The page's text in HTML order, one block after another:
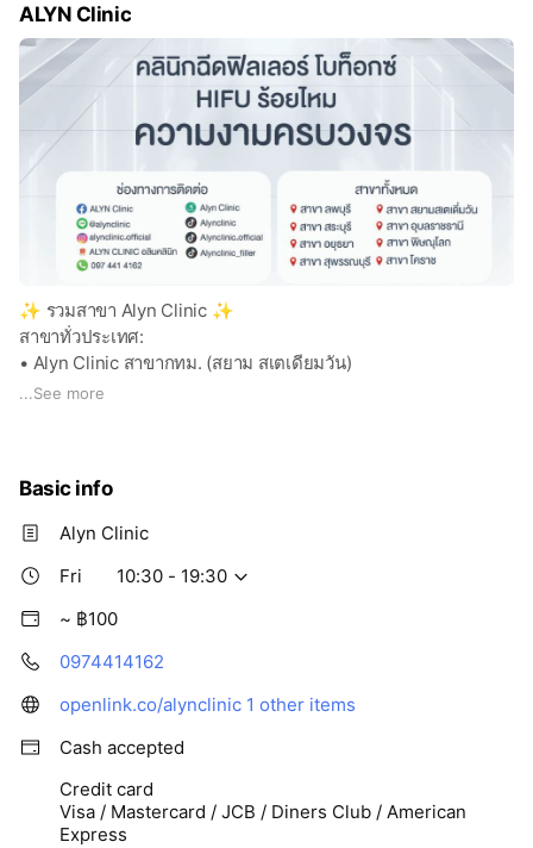
✅ ตรวจสอบยาได้ เปิดขวดใหม่ ตรวจสอบตัวยาได้ทุกขั้นตอน
✅ ติดตามผลหลังทำ เพื่อดูแลอย่างใกล้ชิดและต่อเนื่อง
✅ บริการด้วยความใส่ใจ พร้อมให้คำปรึกษาอย่างตรงไปตรงมา
✅ ไม่มีการขายคอร์สเกินความจำเป็น เน้นผลลัพธ์ที่เหมาะสมกับ
ลูกค้าแต่ละบุคคล
ALYN Clinic — ดูแลความงามของคุณ ด้วยมาตรฐานทางการแพทย์
🌟
ALYN Clinic
✨ รวมสาขา Alyn Clinic ✨
สาขาทั่วประเทศ:
• Alyn Clinic สาขากทม. (สยาม สเตเดียมวัน)
• Alyn Clinic สาขาสระบุรี
• Alyn Clinic สาขาลพบุรี
• Alyn Clinic สาขาโคราช
• Alyn Clinic สาขาระยอง
• Alyn Clinic สาขาพิษณุโลก
• Alyn Clinic ชลบุรี
...See more
Basic info
Alyn Clinic
Fri
10:30 - 19:30
~ ฿100
0974414162
openlink.co/alynclinic 1 other items
Cash accepted
Credit card
Visa / Mastercard / JCB / Diners Club / American
Express